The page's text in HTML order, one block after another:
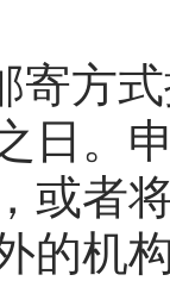
寄方
日。
或者
的机